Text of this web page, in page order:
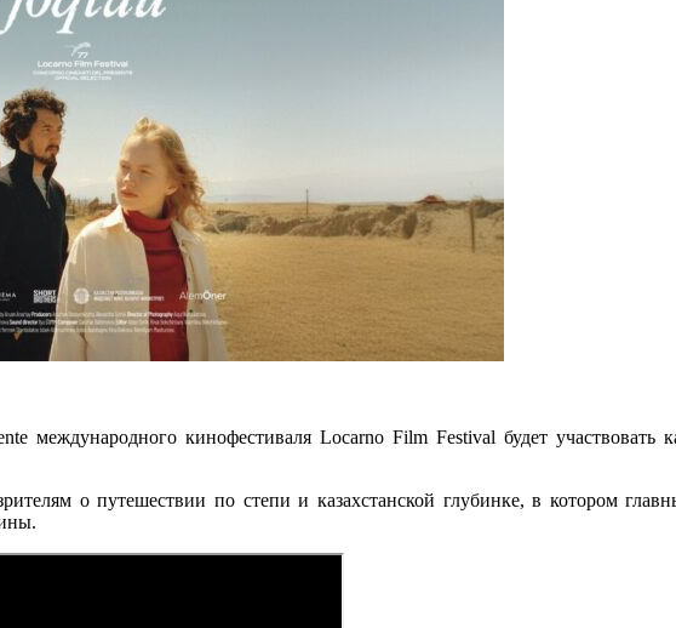
международного кинофестиваля Locarno Film Festival будет участвовать
о путешествии по степи и казахстанской глубинке, в котором